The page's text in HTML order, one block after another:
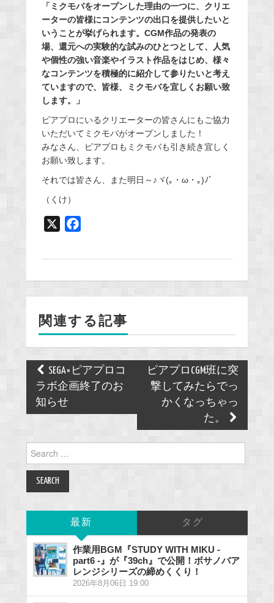
「ミクモバをオープンした理由の一つに、クリエ
ーターの皆様にコンテンツの出口を提供したいと
いうことが挙げられます。CGM作品の発表の
場、還元への実験的な試みのひとつとして、人気
や個性の強い音楽やイラスト作品をはじめ、様々
なコンテンツを積極的に紹介して参りたいと考え
ていますので、皆様、ミクモバを宜しくお願い致
します。」
ピアプロにいるクリエーターの皆さんにもご協力
いただいてミクモバがオープンしました！
みなさん、ピアプロもミクモバも引き続き宜しく
お願い致します。
それでは皆さん、また明日～♪ヾ(｡・ω・｡)ﾉﾞ
（くけ）
o
k
関連する記事
Post
navigation
SEGA×ピアプロコ
ラボ企画終了のお
知らせ
ピアプロCGM班に突
撃してみたらでっ
かくなっちゃっ
た。
for:
最新 タグ
作業用BGM『STUDY WITH MIKU -
part6 -』が『39ch』で公開！ボサノバア
レンジシリーズの締めくくり！
2026年8月06日 19:00